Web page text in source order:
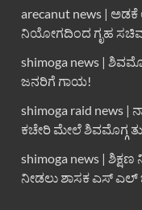
arecanut news |
ನಿಯೋಗದಿಂದ ಗೃಹ
shimoga news |
ಜನರಿಗೆ ಗಾಯ!
shimoga raid news
ಕಚೇರಿ ಮೇಲೆ ಶಿವಮೊಗ್ಗ
shimoga news |
ನೀಡಲು ಶಾಸಕ ಎಸ್